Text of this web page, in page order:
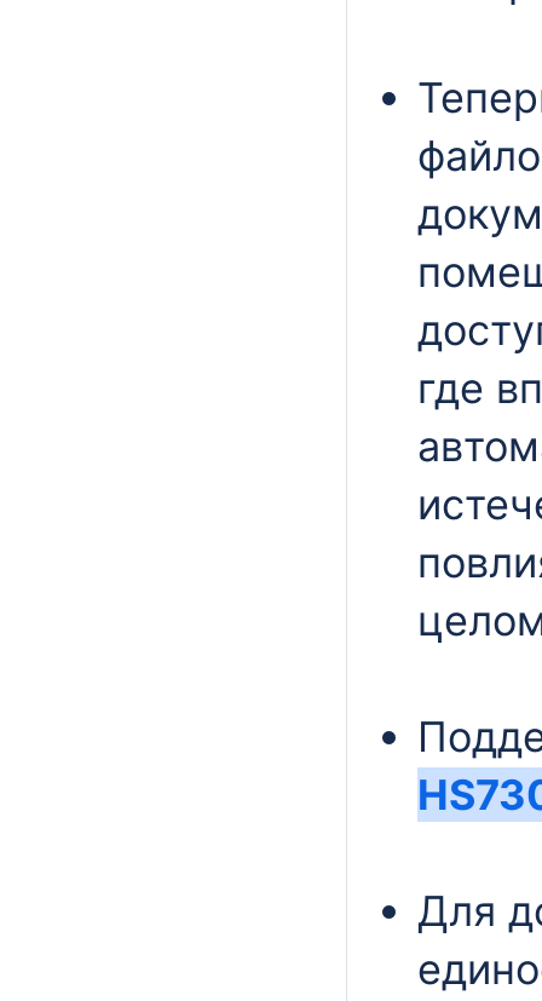
где
Для